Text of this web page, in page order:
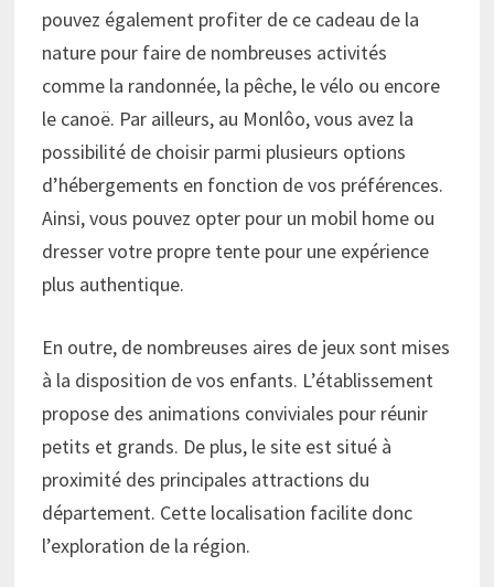
pouvez également profiter de ce cadeau de la
nature pour faire de nombreuses activités
comme la randonnée, la pêche, le vélo ou encore
le canoë. Par ailleurs, au Monlôo, vous avez la
possibilité de choisir parmi plusieurs options
d’hébergements en fonction de vos préférences.
Ainsi, vous pouvez opter pour un mobil home ou
dresser votre propre tente pour une expérience
plus authentique.
En outre, de nombreuses aires de jeux sont mises
à la disposition de vos enfants. L’établissement
propose des animations conviviales pour réunir
petits et grands. De plus, le site est situé à
proximité des principales attractions du
département. Cette localisation facilite donc
l’exploration de la région.